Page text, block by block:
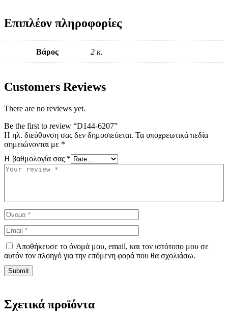
Επιπλέον πληροφορίες
Βάρος 2 κ.
Customers Reviews
There are no reviews yet.
Be the first to review “D144-6207”
Η ηλ. διεύθυνση σας δεν δημοσιεύεται. Τα υποχρεωτικά πεδία
σημειώνονται με *
Η βαθμολογία σας *
Αποθήκευσε το όνομά μου, email, και τον ιστότοπο μου σε
αυτόν τον πλοηγό για την επόμενη φορά που θα σχολιάσω.
Σχετικά προϊόντα